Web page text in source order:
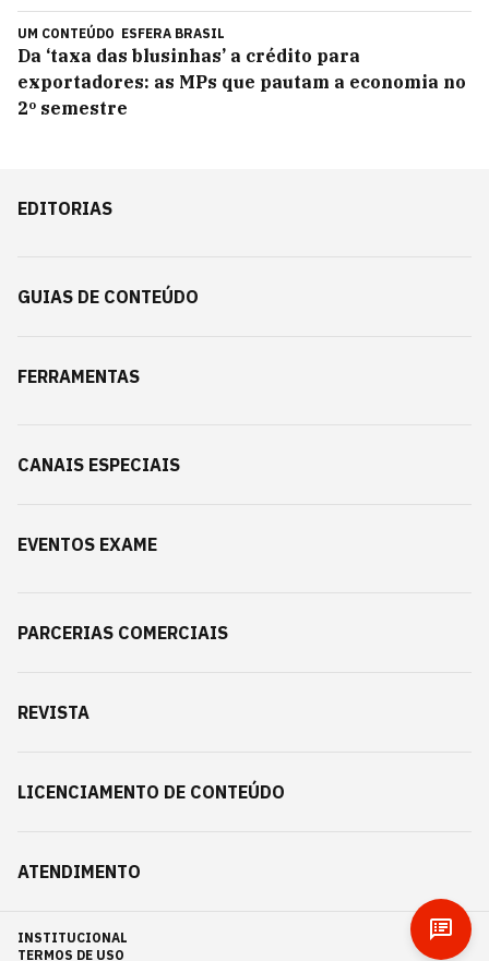
UM CONTEÚDO ESFERA BRASIL
Da ‘taxa das blusinhas’ a crédito para
exportadores: as MPs que pautam a economia no
2º semestre
EDITORIAS
GUIAS DE CONTEÚDO
FERRAMENTAS
CANAIS ESPECIAIS
EVENTOS EXAME
PARCERIAS COMERCIAIS
REVISTA
LICENCIAMENTO DE CONTEÚDO
ATENDIMENTO
INSTITUCIONAL
TERMOS DE USO